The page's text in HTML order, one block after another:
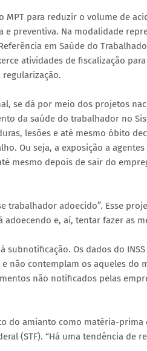
MPT para reduzir o volume de
e preventiva. Na modalidade
em Saúde do
atividades de fiscalização
se dá por meio dos projetos
da saúde do trabalhador no
lesões e até mesmo óbito
Ou seja, a exposição a
mesmo depois de sair do
trabalhador adoecido”. Esse
e, aí, tentar fazer as
subnotificação. Os dados do
não contemplam os aqueles do
não notificados pelas
do amianto como matéria-
(STF). “Há uma tendência de